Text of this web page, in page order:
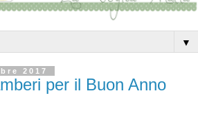
▼
2017
per il Buon Anno